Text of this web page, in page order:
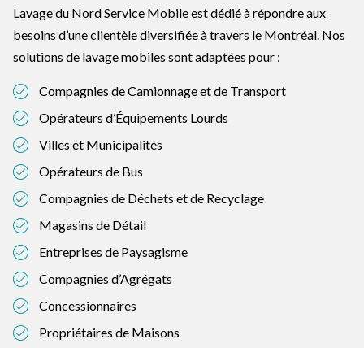
Lavage du Nord Service Mobile est dédié à répondre aux
besoins d’une clientèle diversifiée à travers le Montréal. Nos
solutions de lavage mobiles sont adaptées pour :
Compagnies de Camionnage et de Transport
Opérateurs d’Équipements Lourds
Villes et Municipalités
Opérateurs de Bus
Compagnies de Déchets et de Recyclage
Magasins de Détail
Entreprises de Paysagisme
Compagnies d’Agrégats
Concessionnaires
Propriétaires de Maisons